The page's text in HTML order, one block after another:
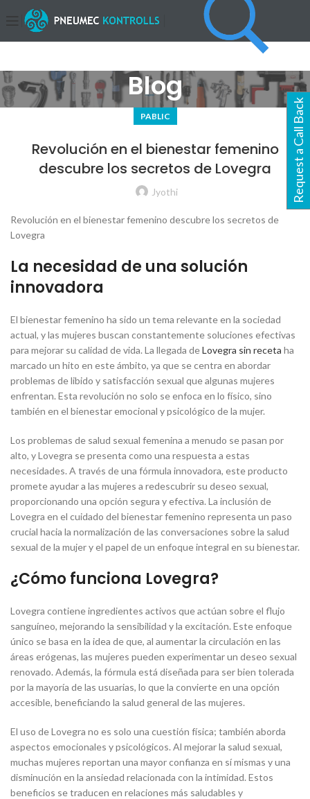
Blog
PABLIC
Revolución en el bienestar femenino
descubre los secretos de Lovegra
Jyothi
Revolución en el bienestar femenino descubre los secretos de
Lovegra
La necesidad de una solución
innovadora
El bienestar femenino ha sido un tema relevante en la sociedad
actual, y las mujeres buscan constantemente soluciones efectivas
para mejorar su calidad de vida. La llegada deLovegra sin receta ha
marcado un hito en este ámbito, ya que se centra en abordar
problemas de libido y satisfacción sexual que algunas mujeres
enfrentan. Esta revolución no solo se enfoca en lo físico, sino
también en el bienestar emocional y psicológico de la mujer.
Los problemas de salud sexual femenina a menudo se pasan por
alto, y Lovegra se presenta como una respuesta a estas
necesidades. A través de una fórmula innovadora, este producto
promete ayudar a las mujeres a redescubrir su deseo sexual,
proporcionando una opción segura y efectiva. La inclusión de
Lovegra en el cuidado del bienestar femenino representa un paso
crucial hacia la normalización de las conversaciones sobre la salud
sexual de la mujer y el papel de un enfoque integral en su bienestar.
¿Cómo funciona Lovegra?
Lovegra contiene ingredientes activos que actúan sobre el flujo
sanguíneo, mejorando la sensibilidad y la excitación. Este enfoque
único se basa en la idea de que, al aumentar la circulación en las
áreas erógenas, las mujeres pueden experimentar un deseo sexual
renovado. Además, la fórmula está diseñada para ser bien tolerada
por la mayoría de las usuarias, lo que la convierte en una opción
accesible, beneficiando la salud general de las mujeres.
El uso de Lovegra no es solo una cuestión física; también aborda
aspectos emocionales y psicológicos. Al mejorar la salud sexual,
muchas mujeres reportan una mayor confianza en sí mismas y una
disminución en la ansiedad relacionada con la intimidad. Estos
beneficios se traducen en relaciones más saludables y
Request a Call Back